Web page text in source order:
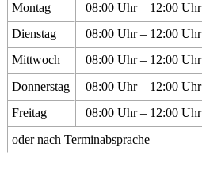
Montag 08:00 Uhr – 12:00 Uhr
Dienstag
08:00 Uhr – 12:00 Uhr
Mittwoch
08:00 Uhr – 12:00 Uhr
Donnerstag
08:00 Uhr – 12:00 Uhr
Freitag
08:00 Uhr – 12:00 Uhr
oder nach Terminabsprache